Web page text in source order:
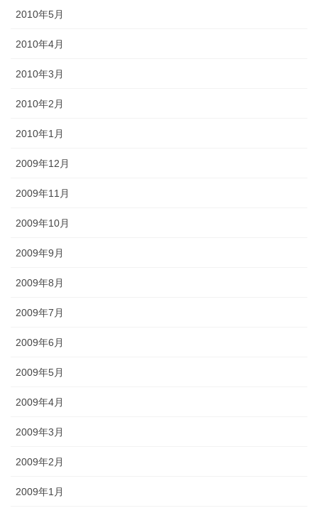
2010年5月
2010年4月
2010年3月
2010年2月
2010年1月
2009年12月
2009年11月
2009年10月
2009年9月
2009年8月
2009年7月
2009年6月
2009年5月
2009年4月
2009年3月
2009年2月
2009年1月